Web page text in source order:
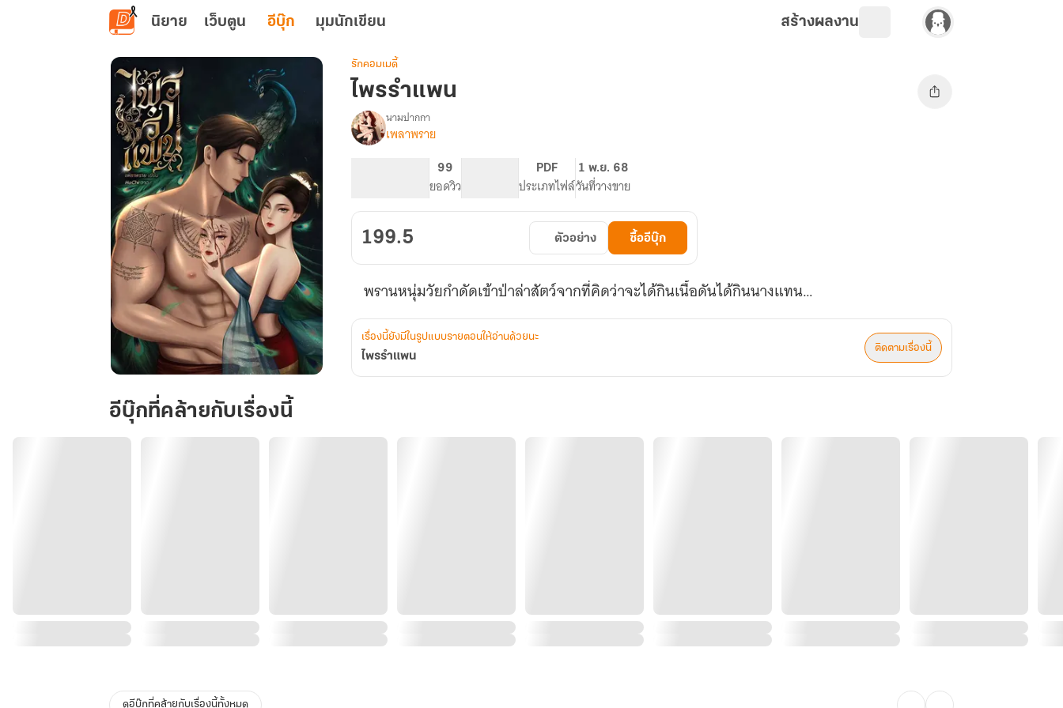
ข้ามไปยังเนื้อหาหลัก
นิยาย เว็บตูน อีบุ๊ก มุมนักเขียน สร้างผลงาน
รำแพน
รักคอมเมดี้
ไพรรำแพน
เรื่อง
ไพร
นามปากกา
เพลาพราย
99
ยอดวิว
PDF
ประเภทไฟล์
1 พ.ย. 68
วันที่วางขาย
199.5 ตัวอย่าง ซื้ออีบุ๊ก
พรานหนุ่มวัยกำดัดเข้าป่าล่าสัตว์จากที่คิดว่าจะได้กินเนื้อดันได้กินนางแทน…
เรื่องนี้ยังมีในรูปแบบรายตอนให้อ่านด้วยนะ
ไพรรำแพน
ติดตามเรื่องนี้
อีบุ๊กที่คล้ายกับเรื่องนี้
ดูอีบุ๊กที่คล้ายกับเรื่องนี้ทั้งหมด